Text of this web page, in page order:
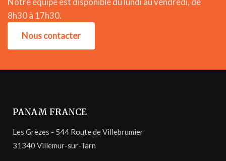
8h30 à 17h30.
Nous contacter
PANAM FRANCE
Les Grèzes - 544 Route de Villebrumier
31340 Villemur-sur-Tarn